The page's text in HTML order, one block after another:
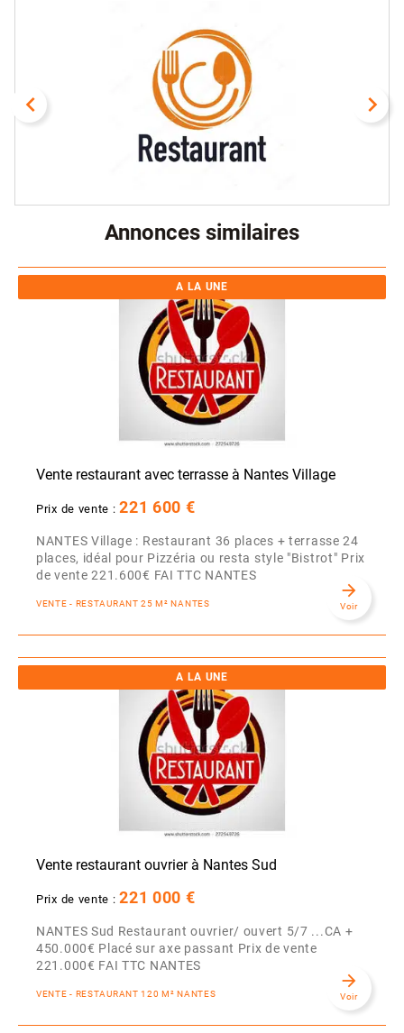
navigate_before navigate_next
Annonces similaires
A LA UNE
Vente restaurant avec terrasse à Nantes Village
Prix de vente :221 600 €
NANTES Village : Restaurant 36 places + terrasse 24
places, idéal pour Pizzéria ou resta style "Bistrot" Prix
de vente 221.600€ FAI TTC NANTES
VENTE - RESTAURANT 25 M² NANTES
arrow_forward
Voir
A LA UNE
Vente restaurant ouvrier à Nantes Sud
Prix de vente :221 000 €
NANTES Sud Restaurant ouvrier/ ouvert 5/7 ...CA +
450.000€ Placé sur axe passant Prix de vente
221.000€ FAI TTC NANTES
VENTE - RESTAURANT 120 M² NANTES
arrow_forward
Voir